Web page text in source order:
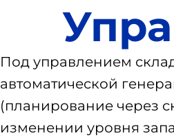
Под управлением
автоматической
(планирование через
изменении уровня